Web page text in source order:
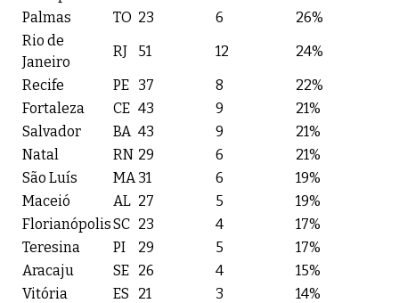
Palmas
TO 23 6
26%
Rio de
Janeiro
RJ 51 12
24%
Recife
PE 37 8
22%
Fortaleza
CE 43 9
21%
Salvador
BA 43 9
21%
Natal
RN 29 6
21%
São Luís
MA 31 6
19%
Maceió
AL 27 5
19%
FlorianópolisSC 23 4
17%
Teresina
PI 29 5
17%
Aracaju
SE 26 4
15%
Vitória
ES 21 3
14%